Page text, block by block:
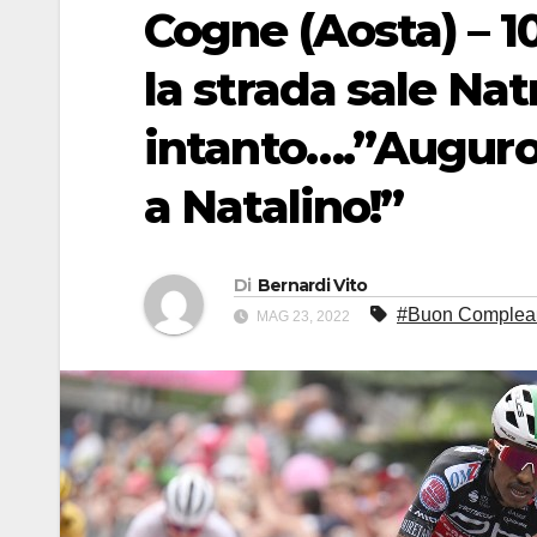
Cogne (Aosta) –
la strada sale
a Natalino!”
Di Bernardi Vito
MAG 23, 2022 #Buon